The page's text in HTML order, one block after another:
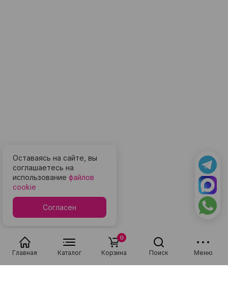
Главная Каталог Корзина
0
Поиск Меню
Оставаясь на сайте, вы
соглашаетесь на
использование файлов
cookie
Согласен